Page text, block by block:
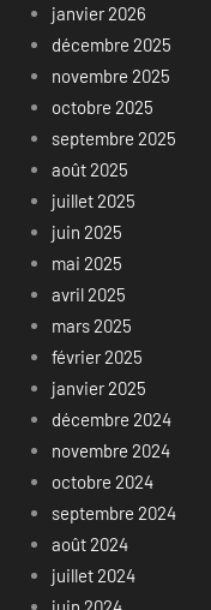
janvier 2026
décembre 2025
novembre 2025
octobre 2025
septembre 2025
août 2025
juillet 2025
juin 2025
mai 2025
avril 2025
mars 2025
février 2025
janvier 2025
décembre 2024
novembre 2024
octobre 2024
septembre 2024
août 2024
juillet 2024